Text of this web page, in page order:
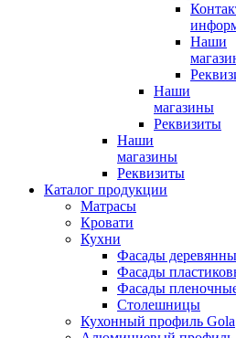
Наши
Наши
магазины
Реквизиты
Наши
магазины
Реквизиты
Каталог продукции
Матрасы
Кровати
Кухни
Фасады
Фасады
Фасады
Столешницы
Кухонный профиль Gola